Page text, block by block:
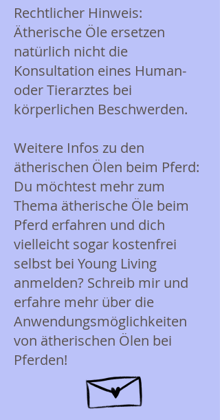
Rechtlicher Hinweis:
Ätherische Öle ersetzen
natürlich nicht die
Konsultation eines Human-
oder Tierarztes bei
körperlichen Beschwerden.
Weitere Infos zu den
ätherischen Ölen beim Pferd:
Du möchtest mehr zum
Thema ätherische Öle beim
Pferd erfahren und dich
vielleicht sogar kostenfrei
selbst bei Young Living
anmelden? Schreib mir und
erfahre mehr über die
Anwendungsmöglichkeiten
von ätherischen Ölen bei
Pferden!